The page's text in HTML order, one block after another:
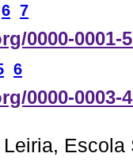
6 7
0000-0001-
6
0000-0003-